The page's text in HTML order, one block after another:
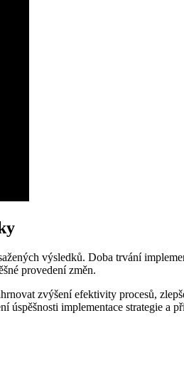
výsledků. Doba trvání
provedení změn.
zvýšení efektivity procesů,
implementace strategie a